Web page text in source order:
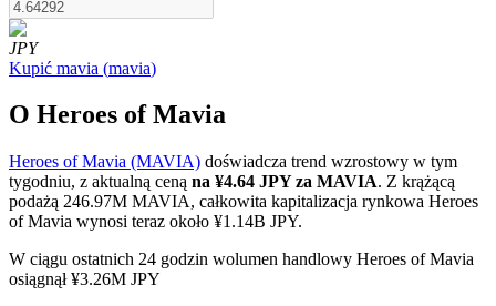
Kontrakty terminowe COIN-M
Kontrakty terminowe na kryptowaluty
TradFi
JPY
Kupić mavia (mavia)
O Heroes of Mavia
Heroes of Mavia (MAVIA) doświadcza trend wzrostowy w tym
tygodniu, z aktualną ceną na ¥4.64 JPY za MAVIA. Z krążącą
podażą 246.97M MAVIA, całkowita kapitalizacja rynkowa Heroes
of Mavia wynosi teraz około ¥1.14B JPY.
W ciągu ostatnich 24 godzin wolumen handlowy Heroes of Mavia
osiągnął ¥3.26M JPY